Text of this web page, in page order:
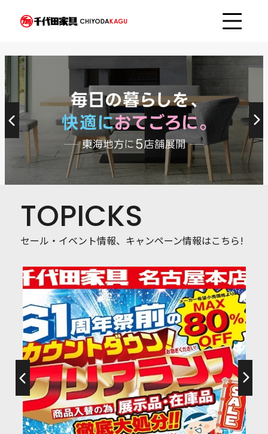
TOPICKS
セール・イベント情報、キャンペーン情報はこちら!